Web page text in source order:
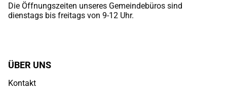
Die Öffnungszeiten unseres Gemeindebüros sind
dienstags bis freitags von 9-12 Uhr.
ÜBER UNS
Kontakt